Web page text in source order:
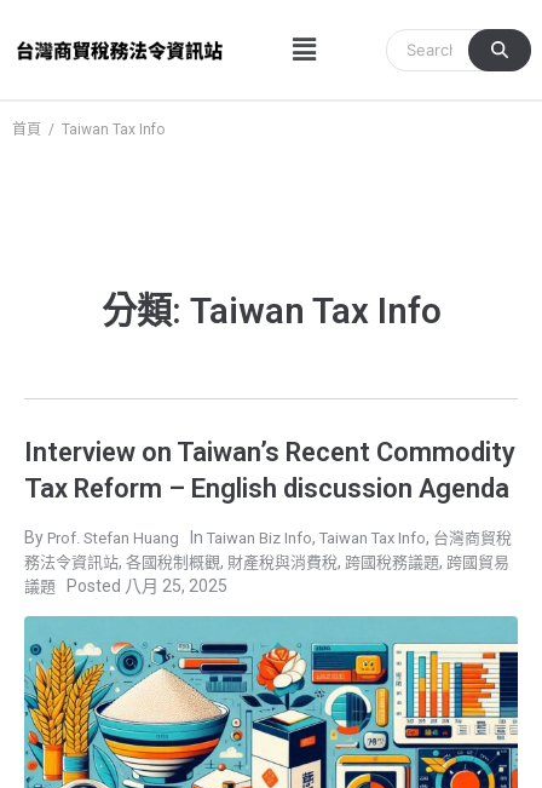
內
Menu
首頁 / Taiwan Tax Info
分類: Taiwan Tax Info
Interview on Taiwan’s Recent Commodity
Tax Reform – English discussion Agenda
Prof. Stefan Huang Taiwan Biz Info, Taiwan Tax Info, 台灣商貿稅
務法令資訊站, 各國稅制概觀, 財產稅與消費稅, 跨國稅務議題, 跨國貿易
議題
八月 25, 2025